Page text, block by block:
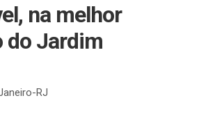
na melhor
do Jardim
RJ